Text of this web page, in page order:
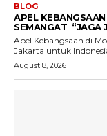
BLOG
APEL
SEMANGAT “JAGA
Apel Kebangsaan di
August 8, 2026